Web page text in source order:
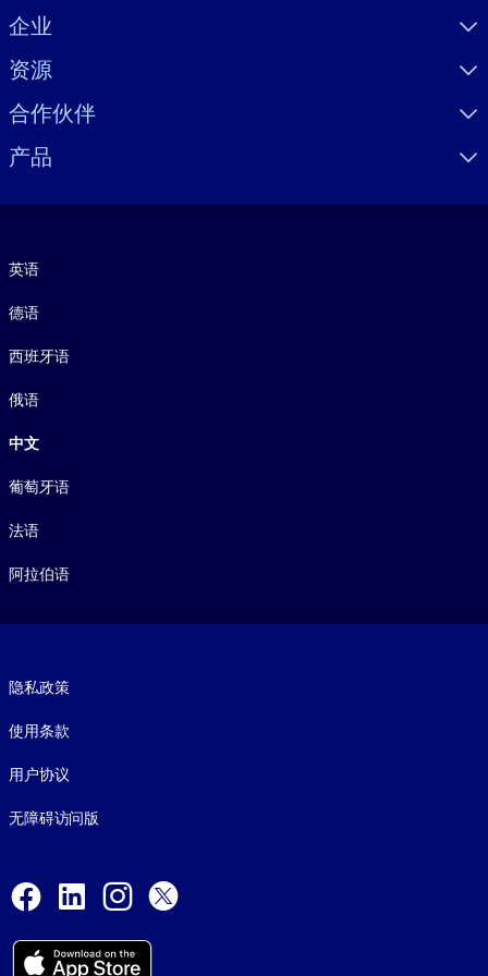
Visually hidden Text
企业
资源
合作伙伴
产品
英语
德语
西班牙语
俄语
中文
葡萄牙语
法语
阿拉伯语
隐私政策
使用条款
用户协议
无障碍访问版
Facebook
LinkedInInstagram